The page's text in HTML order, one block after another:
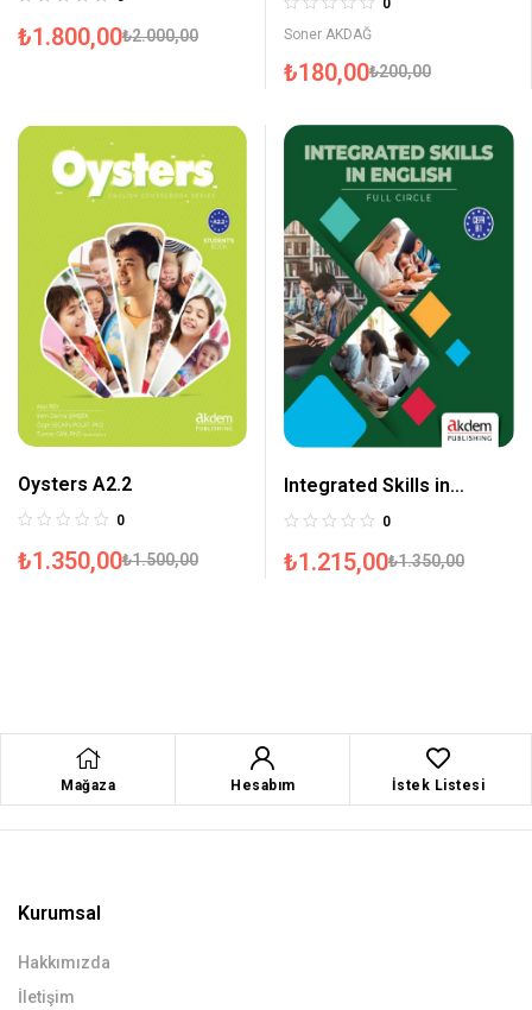
₺2.000,00
₺1.800,00
Soner AKDAĞ
₺200,00
₺180,00
Oysters A2.2
0
₺1.500,00
₺1.350,00
Integrated Skills in
English B1 0
₺1.350,00
₺1.215,00
Mağaza Hesabım İstek Listesi
Kurumsal
Hakkımızda
İletişim